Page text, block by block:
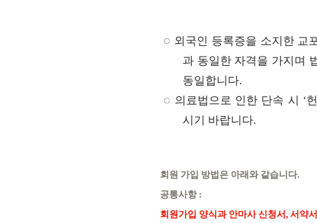
◌ 외국인 등록증을 소지한 교
과 동일한 자격을 가지며
동일합니다.
◌ 의료법으로 인한 단속 시 ‘
시기 바랍니다.
회원 가입 방법은 아래와 같습니다.
공통사항 :
회원가입 양식과 안마사 신청서, 서약